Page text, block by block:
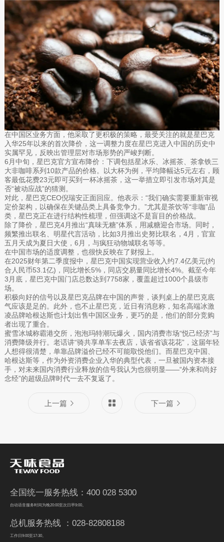
在中国区业务方面，他采取了更积极的策略，最受关注的就是星巴克
入华25年以来的首次降价，这一调整力度在星巴克进入中国的历史中
实属罕见，反映出管理层对市场形势的严峻判断。
6月中旬，星巴克官方宣布降价：下调包括星冰乐、冰摇茶、茶拿铁三
大非咖啡系列10款产品的价格。以大杯为例，平均降幅达5元左右，顾
客最低花费23元即可买到一杯冰摇茶，这一举措立即引发市场对其是
否“被动应战”的猜测。
对此，星巴克CEO倪瑞安正面回应。他表示：“我们确实需要重新审视
定价架构，以确保在关键品类上具备竞争力。”尤其是茶饮等“非咖”品
类，星巴克正在进行结构性梳理，但强调这不是盲目的价格战。
除了降价，星巴克4月推出“真味无糖”体系，用减糖迎合市场。同时，
频繁推出联名、明星代言活动，比如3月推出史努比联名，4月，官宣
五月天成为夏日大使，6月，与疯狂动物城联名等等。
在中国市场的适度调整，也很快反映在了财报上。
在2025财年第二季度报中，星巴克中国实现营业收入约7.4亿美元(约
合人民币53.1亿)，同比增长5%，同店交易量同比增长4%。截至今年
3月底，星巴克中国门店总数达到7758家，覆盖超过1000个县级市
场。
积极向好的信号以及星巴克品牌在中国的声誉，谈判桌上的星巴克底
气应该是足的。此外，也不止星巴克，近日有消息称，知名高端冰激
凌品牌哈根达斯也计划出售中国区业务，更巧的是，他们的部分竞购
者出现了重合。
蜜雪冰城称霸港交所，泡泡玛特潮玩爆火，国内消费市场“悦己经济”与
消费降级并行。老话讲“骑共享单车去夜店，该省省该花花”，这届年轻
人想得很清楚，单靠品牌溢价已经不可能取悦他们。而星巴克中国、
哈根达斯等，作为外资消费企业入华的典型代表，一旦被国内资本接
手，对未来国内消费行业释放的信号我认为也很明显——“外来和尚好
念经”的超级品牌时代一去不复返了。
上一篇 下一篇
全国统一服务热线：400 028 5300
自动语音服务时间为晚20:00至次日早9:00。
总机服务热线 ：028-82808188
工作日9:00至17:30。